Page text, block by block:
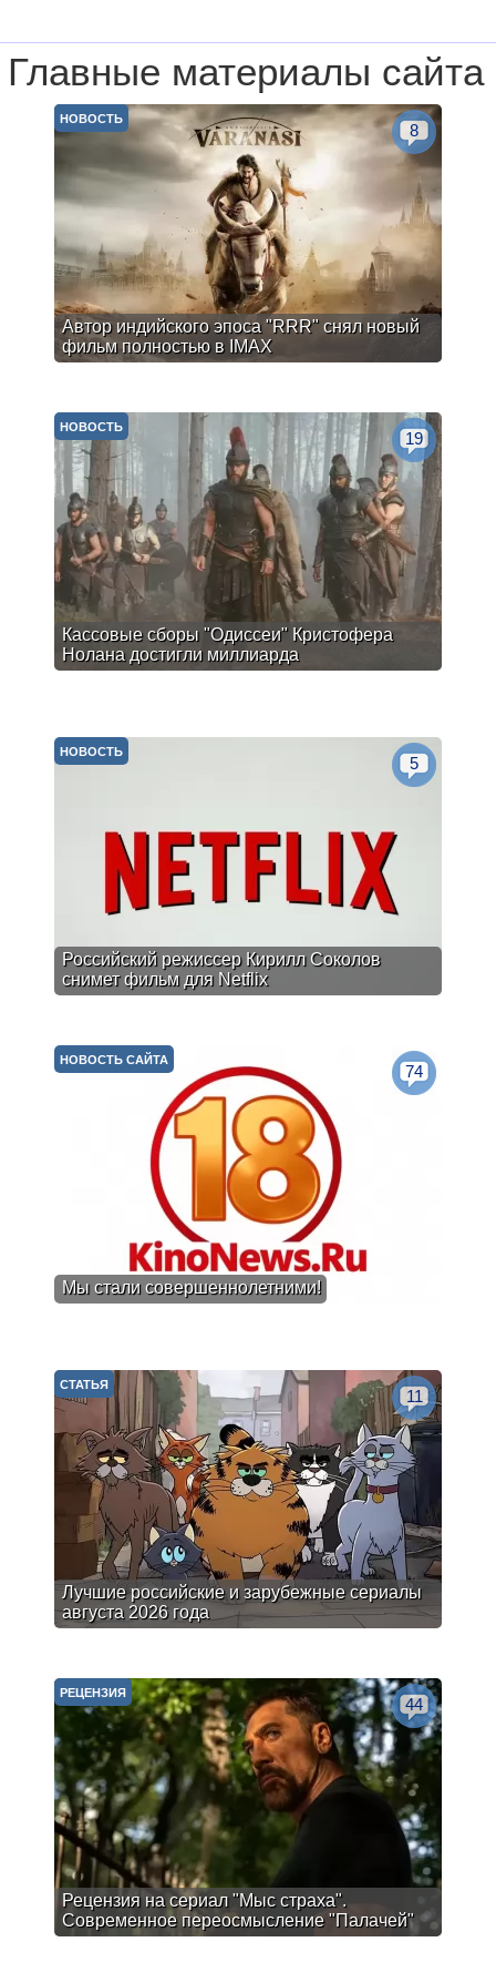
Главные материалы сайта
Автор индийского эпоса "RRR" снял новый
фильм полностью в IMAX
НОВОСТЬ
8
Кассовые сборы "Одиссеи" Кристофера
Нолана достигли миллиарда
НОВОСТЬ
19
Российский режиссер Кирилл Соколов
снимет фильм для Netflix
НОВОСТЬ
5
Мы стали совершеннолетними!
НОВОСТЬ САЙТА
74
Лучшие российские и зарубежные сериалы
августа 2026 года
СТАТЬЯ
11
Рецензия на сериал "Мыс страха".
Современное переосмысление "Палачей"
РЕЦЕНЗИЯ
44